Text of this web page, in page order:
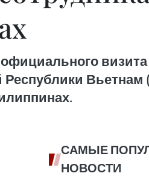
САМЫЕ
НОВОСТИ